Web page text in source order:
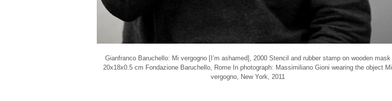
Gianfranco Baruchello: Mi vergogno [I’m ashamed], 2000 Stencil and rubber stamp on wooden mask
20x18x0.5 cm Fondazione Baruchello, Rome In photograph: Massimiliano Gioni wearing the object Mi
vergogno, New York, 2011